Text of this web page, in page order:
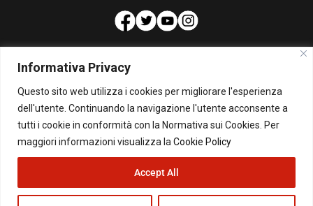
Informativa Privacy
Questo sito web utilizza i cookies per migliorare l'esperienza
dell'utente. Continuando la navigazione l'utente acconsente a
tutti i cookie in conformità con la Normativa sui Cookies. Per
maggiori informazioni visualizza la Cookie Policy
Accept All
PUBBLICITA'
Per la tua pubblicità su questo Blog:
pubblicita@beppegrillo.it
© Copyright 2026 - Il Blog di Beppe Grillo. All Rights Reserved - Powered by
happygrafic.com